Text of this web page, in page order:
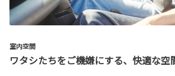
室内空間
ワタシたちをご機嫌にする、快適な空